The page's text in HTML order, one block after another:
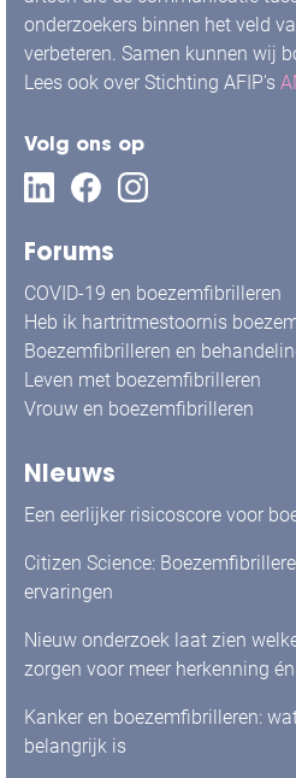
onderzoekers binnen het veld
verbeteren. Samen kunnen wij
Lees ook over Stichting AFIP's
Volg ons op
Forums
COVID-19 en boezemfibrilleren
Heb ik hartritmestoornis
Boezemfibrilleren en
Leven met boezemfibrilleren
Vrouw en boezemfibrilleren
Nieuws
Een eerlijker risicoscore voor
Citizen Science:
ervaringen
Nieuw onderzoek laat zien
zorgen voor meer herkenning
Kanker en boezemfibrilleren:
belangrijk is